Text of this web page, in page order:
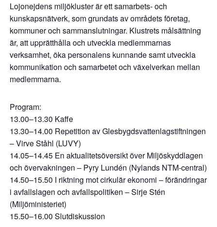
Lojonejdens miljökluster är ett samarbets- och
kunskapsnätverk, som grundats av områdets företag,
kommuner och sammanslutningar. Klustrets målsättning
är, att upprätthålla och utveckla medlemmarnas
verksamhet, öka personalens kunnande samt utveckla
kommunikation och samarbetet och växelverkan mellan
medlemmarna.
Program:
13.00–13.30 Kaffe
13.30–14.00 Repetition av Glesbygdsvattenlagstiftningen
– Virve Ståhl (LUVY)
14.05–14.45 En aktualitetsöversikt över Miljöskyddlagen
och övervakningen – Pyry Lundén (Nylands NTM-central)
14.50–15.50 I riktning mot cirkulär ekonomi – förändringar
i avfallslagen och avfallspolitiken – Sirje Stén
(Miljöministeriet)
15.50–16.00 Slutdiskussion